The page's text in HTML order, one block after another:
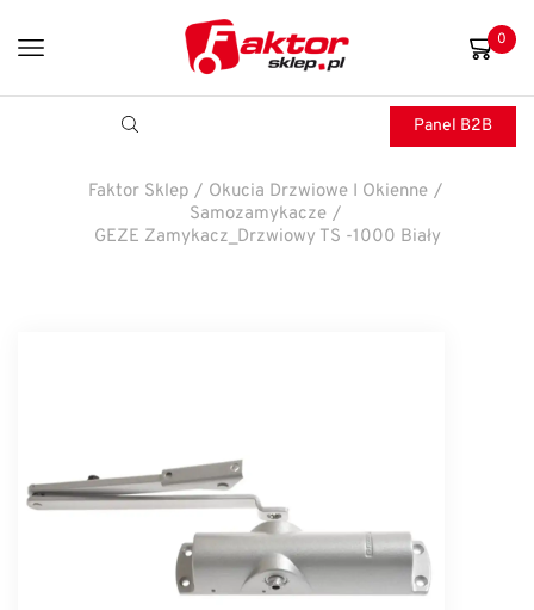
0
Panel B2B
Faktor Sklep / Okucia Drzwiowe I Okienne /
Samozamykacze /
GEZE Zamykacz_Drzwiowy TS -1000 Biały